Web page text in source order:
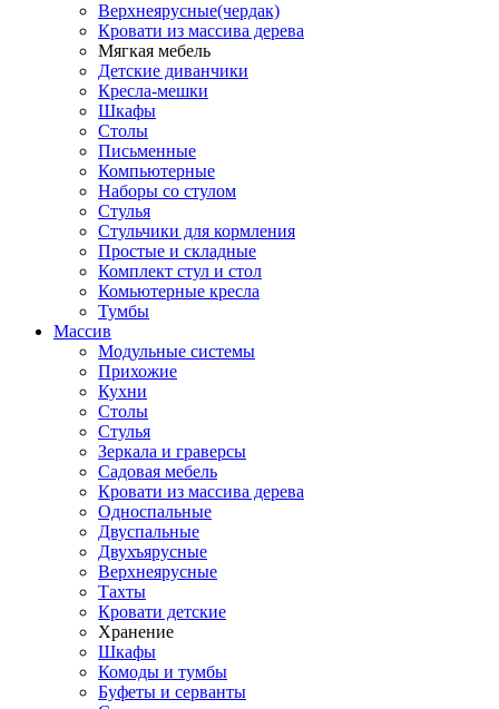
Верхнеярусные(чердак)
Кровати из массива дерева
Мягкая мебель
Детские диванчики
Кресла-мешки
Шкафы
Столы
Письменные
Компьютерные
Наборы со стулом
Стулья
Стульчики для кормления
Простые и складные
Комплект стул и стол
Комьютерные кресла
Тумбы
Массив
Модульные системы
Прихожие
Кухни
Столы
Стулья
Зеркала и граверсы
Садовая мебель
Кровати из массива дерева
Односпальные
Двуспальные
Двухъярусные
Верхнеярусные
Тахты
Кровати детские
Хранение
Шкафы
Комоды и тумбы
Буфеты и серванты